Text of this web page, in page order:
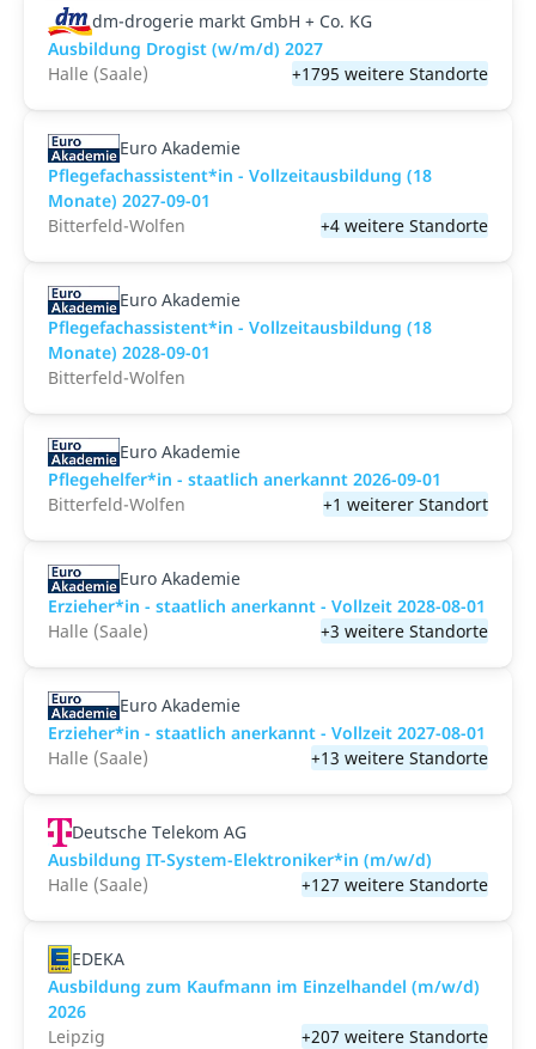
dm-drogerie markt GmbH + Co. KG
Ausbildung Drogist (w/m/d) 2027
Halle (Saale)
+1795 weitere Standorte
Euro Akademie
Pflegefachassistent*in - Vollzeitausbildung (18
Monate) 2027-09-01
Bitterfeld-Wolfen
+4 weitere Standorte
Euro Akademie
Pflegefachassistent*in - Vollzeitausbildung (18
Monate) 2028-09-01
Bitterfeld-Wolfen
Euro Akademie
Pflegehelfer*in - staatlich anerkannt 2026-09-01
Bitterfeld-Wolfen
+1 weiterer Standort
Euro Akademie
Erzieher*in - staatlich anerkannt - Vollzeit 2028-08-01
Halle (Saale)
+3 weitere Standorte
Euro Akademie
Erzieher*in - staatlich anerkannt - Vollzeit 2027-08-01
Halle (Saale)
+13 weitere Standorte
Deutsche Telekom AG
Ausbildung IT-System-Elektroniker*in (m/w/d)
Halle (Saale)
+127 weitere Standorte
EDEKA
Ausbildung zum Kaufmann im Einzelhandel (m/w/d)
2026
Leipzig
+207 weitere Standorte